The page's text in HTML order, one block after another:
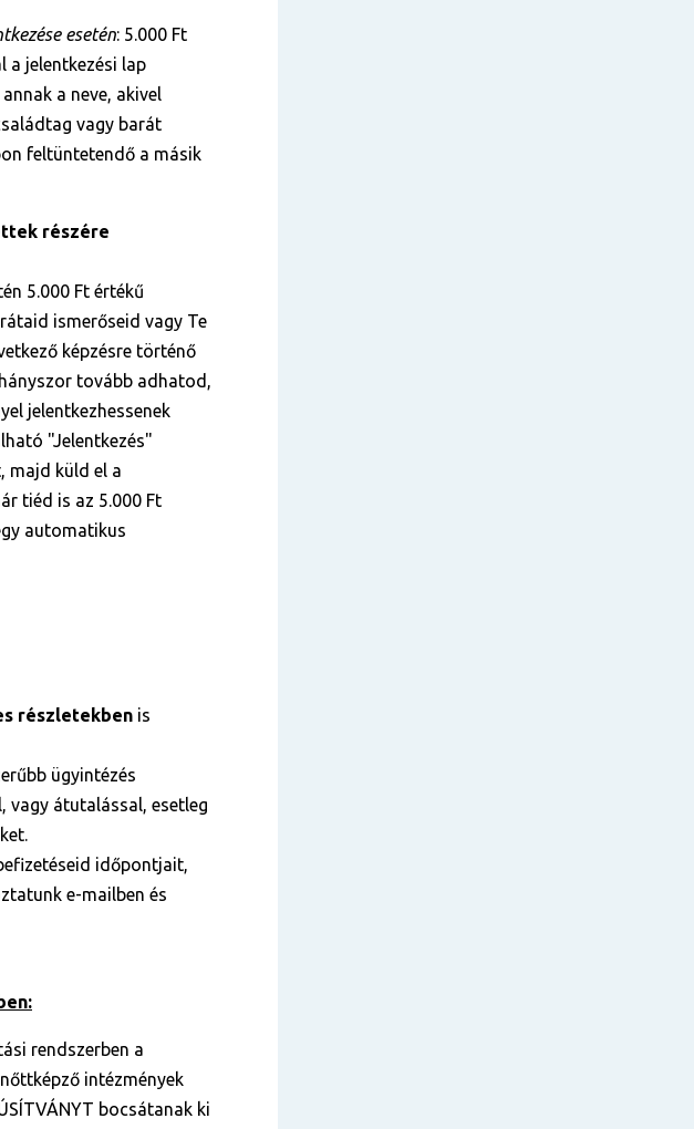
esetén: 5.000 Ft
a jelentkezési lap
a neve, akivel
vagy barát
feltüntetendő a másik
részére
5.000 Ft értékű
ismerőseid vagy Te
képzésre történő
tovább adhatod,
jelentkezhessenek
"Jelentkezés"
majd küld el a
tiéd is az 5.000 Ft
automatikus
részletekben is
ügyintézés
vagy átutalással, esetleg
időpontjait,
e-mailben és
rendszerben a
intézmények
bocsátanak ki